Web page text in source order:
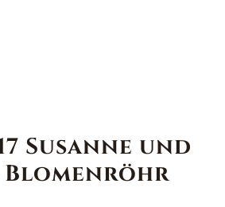
Susanne und
Blomenröhr